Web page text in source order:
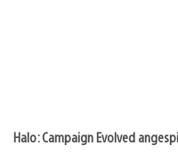
Halo: Campaign Evolved